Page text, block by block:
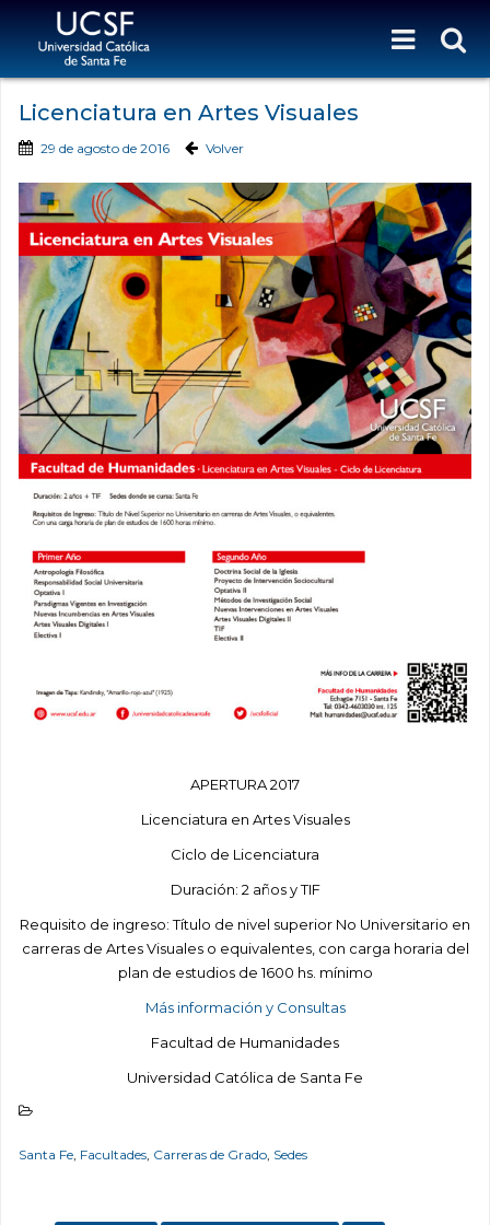
Licenciatura en Artes Visuales
29 de agosto de 2016 Volver
APERTURA 2017
Licenciatura en Artes Visuales
Ciclo de Licenciatura
Duración: 2 años y TIF
Requisito de ingreso: Título de nivel superior No Universitario en
carreras de Artes Visuales o equivalentes, con carga horaria del
plan de estudios de 1600 hs. mínimo
Más información y Consultas
Facultad de Humanidades
Universidad Católica de Santa Fe
Santa Fe, Facultades, Carreras de Grado, Sedes